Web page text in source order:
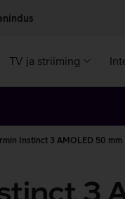
TV ja striiming
Instinct 3 AMOLED 50 mm
3